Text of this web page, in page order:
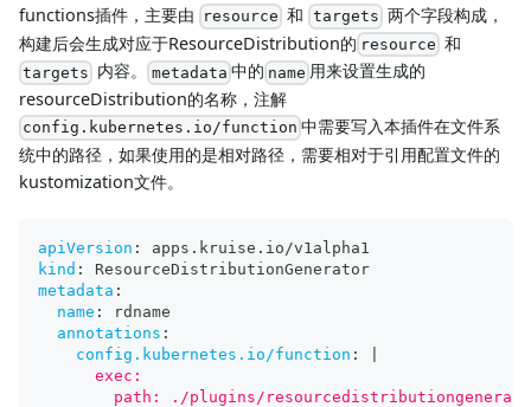
functions插件，主要由
resource 和 targets 两个字段构成，
构建后会生成对应于ResourceDistribution的 resource 和
targets 内容。 metadata 中的 name 用来设置生成的
resourceDistribution的名称，注解
config.kubernetes.io/function 中需要写入本插件在文件系
统中的路径，如果使用的是相对路径，需要相对于引用配置文件的
kustomization文件。
apiVersion :
apps.kruise.io/v1alpha1
kind :
ResourceDistributionGenerator
metadata :
name :
rdname
annotations :
config.kubernetes.io/function :
      exec:
path: ./plugins/